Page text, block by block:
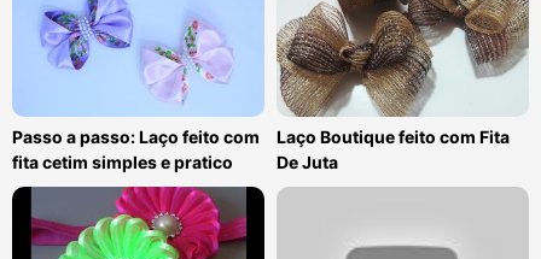
Passo a passo: Laço feito com
fita cetim simples e pratico
Laço Boutique feito com Fita
De Juta